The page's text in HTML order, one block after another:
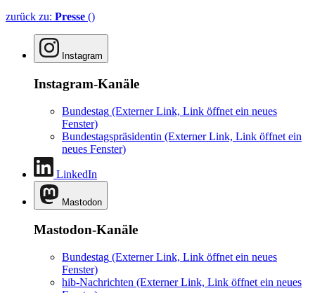
zurück zu: Presse ()
Instagram
Instagram-Kanäle
Bundestag (Externer Link, Link öffnet ein neues
Fenster)
Bundestagspräsidentin (Externer Link, Link öffnet ein
neues Fenster)
LinkedIn
Mastodon
Mastodon-Kanäle
Bundestag (Externer Link, Link öffnet ein neues
Fenster)
hib-Nachrichten (Externer Link, Link öffnet ein neues